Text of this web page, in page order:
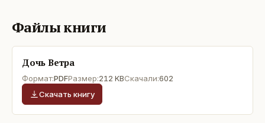
Файлы книги
Дочь Ветра
Формат:PDFРазмер:212 KBСкачали:602
Скачать книгу